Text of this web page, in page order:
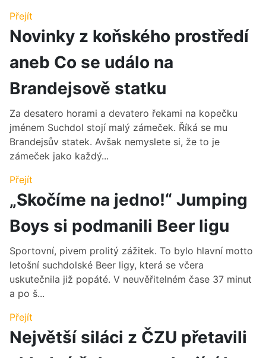
Přejít
Novinky z koňského prostředí
aneb Co se událo na
Brandejsově statku
Za desatero horami a devatero řekami na kopečku
jménem Suchdol stojí malý zámeček. Říká se mu
Brandejsův statek. Avšak nemyslete si, že to je
zámeček jako každý...
Přejít
„Skočíme na jedno!“ Jumping
Boys si podmanili Beer ligu
Sportovní, pivem prolitý zážitek. To bylo hlavní motto
letošní suchdolské Beer ligy, která se včera
uskutečnila již popáté. V neuvěřitelném čase 37 minut
a po š...
Přejít
Největší siláci z ČZU přetavili